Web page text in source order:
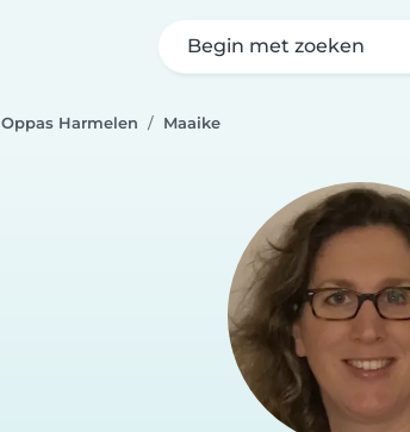
Begin met zoeken
Oppas Harmelen Maaike